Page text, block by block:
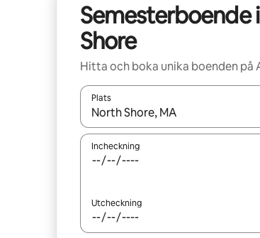
Semesterboende
Shore
Hitta och boka unika boenden på
Plats
När resultaten är tillgängliga kan
Incheckning
Utcheckning